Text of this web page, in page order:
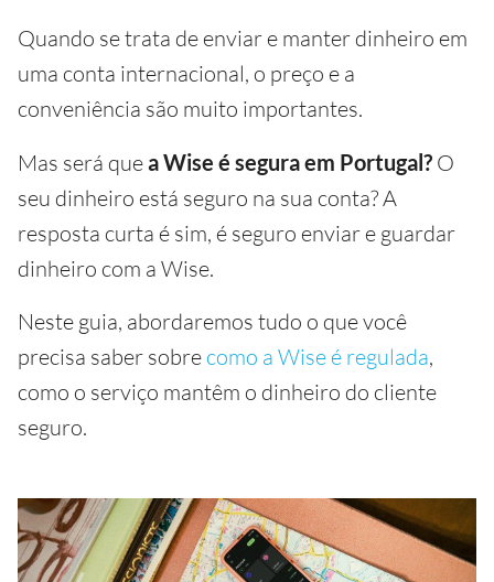
Quando se trata de enviar e manter dinheiro em
uma conta internacional, o preço e a
conveniência são muito importantes.
Mas será quea Wise é segura em Portugal? O
seu dinheiro está seguro na sua conta? A
resposta curta é sim, é seguro enviar e guardar
dinheiro com a Wise.
Neste guia, abordaremos tudo o que você
precisa saber sobre como a Wise é regulada,
como o serviço mantêm o dinheiro do cliente
seguro.